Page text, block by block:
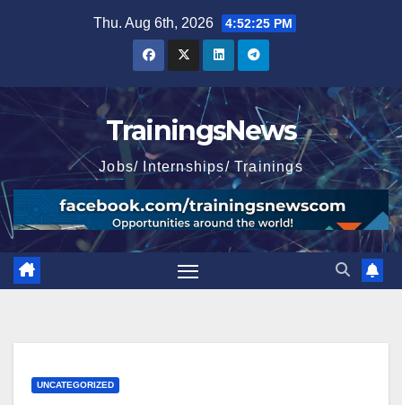
Thu. Aug 6th, 2026 4:52:26 PM
TrainingsNews
Jobs/ Internships/ Trainings
UNCATEGORIZED